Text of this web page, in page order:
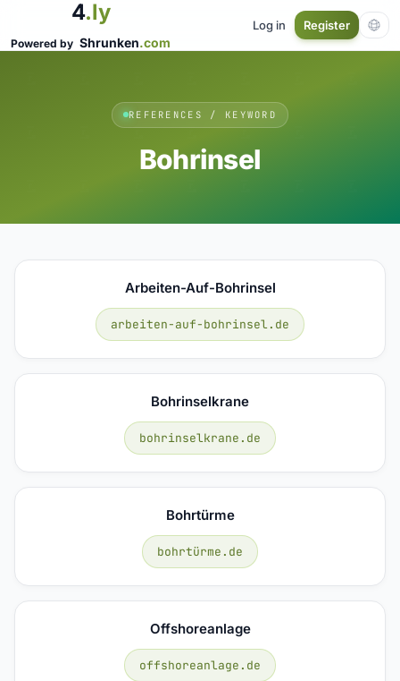
4.ly
Powered by Shrunken.com
Log in Register
REFERENCES / KEYWORD
Bohrinsel
Arbeiten-Auf-Bohrinsel
arbeiten-auf-bohrinsel.de
Bohrinselkrane
bohrinselkrane.de
Bohrtürme
bohrtürme.de
Offshoreanlage
offshoreanlage.de